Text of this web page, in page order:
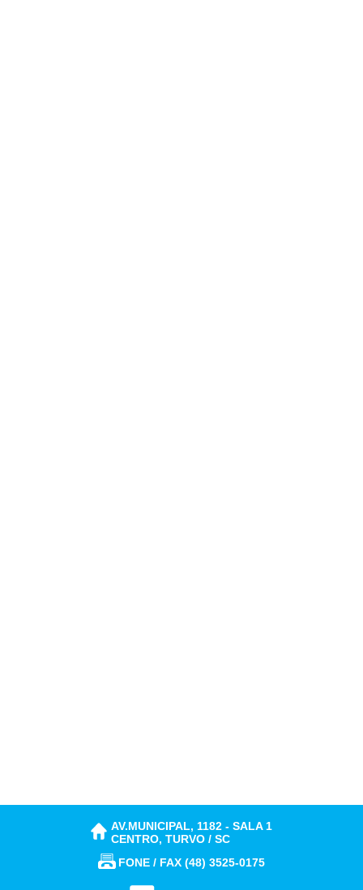
AV.MUNICIPAL, 1182 - SALA 1
CENTRO, TURVO / SC
FONE / FAX (48) 3525-0175